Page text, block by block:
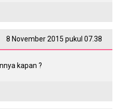
8 November 2015 pukul 07.38
kapan ?